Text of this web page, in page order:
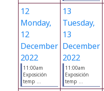
12
Monday,
12
December
2022
11:00am
Exposición
temp ...
13
Tuesday,
13
December
2022
11:00am
Exposición
temp ...